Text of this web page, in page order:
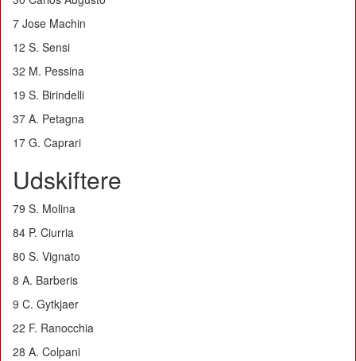
7 Jose Machin
12 S. Sensi
32 M. Pessina
19 S. Birindelli
37 A. Petagna
17 G. Caprari
Udskiftere
79 S. Molina
84 P. Ciurria
80 S. Vignato
8 A. Barberis
9 C. Gytkjaer
22 F. Ranocchia
28 A. Colpani